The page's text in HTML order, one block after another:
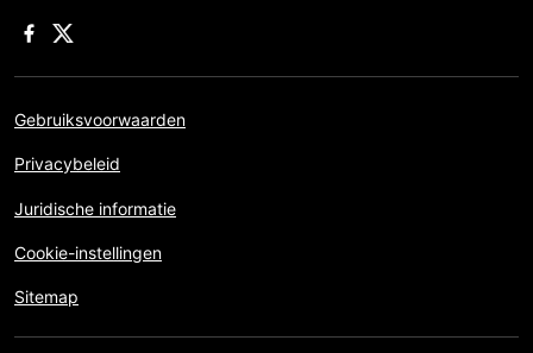
Gebruiksvoorwaarden
Privacybeleid
Juridische informatie
Cookie-instellingen
Sitemap